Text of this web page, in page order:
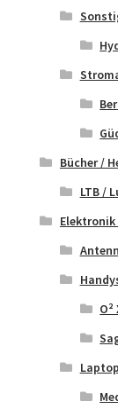
Bücher /
LTB /